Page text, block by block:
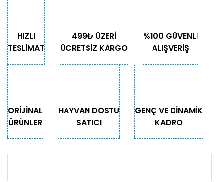
HIZLI
TESLİMAT
499₺ ÜZERİ
ÜCRETSİZ KARGO
%100 GÜVENLİ
ALIŞVERİŞ
ORİJİNAL
ÜRÜNLER
HAYVAN DOSTU
SATICI
GENÇ VE DİNAMİK
KADRO